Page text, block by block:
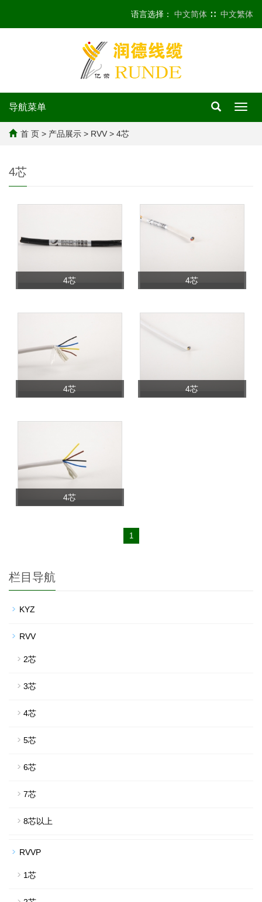
语言选择： 中文简体 ∷ 中文繁体
导航菜单
首 页 > 产品展示 > RVV > 4芯
4芯
4芯 4芯
4芯 4芯
4芯
1
栏目导航
KYZ
RVV
2芯
3芯
4芯
5芯
6芯
7芯
8芯以上
RVVP
1芯